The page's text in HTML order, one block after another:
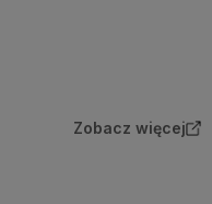
Zobacz więcej